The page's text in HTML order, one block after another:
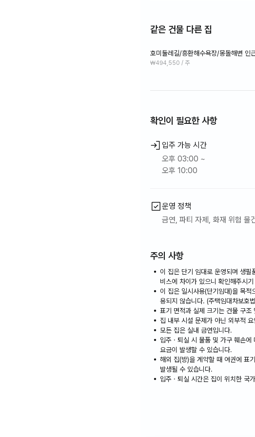
같은 건물 다른 집
호미둘레길/흥환해수욕장/몽돌해변 인
돌
₩494,550 / 주
확인이 필요한 사항
입주 가능 시간
오후 03:00 ~
오후 10:00
운영 정책
금연, 파티 자제, 화재 위험 물
주의 사항
이 집은 단기 임대로 운영되며 생
비스에 차이가 있으니 확인해주시
이 집은 일시사용(단기임대)을 목
용되지 않습니다. (주택임대차보호
표기 면적과 실제 크기는 건물 구
집 내부 시설 문제가 아닌 외부적
모든 집은 실내 금연입니다.
입주 · 퇴실 시 물품 및 가구 훼손
요금이 발생할 수 있습니다.
해외 집(방)을 계약할 때 여권에 표
발생될 수 있습니다.
입주 · 퇴실 시간은 집이 위치한 국